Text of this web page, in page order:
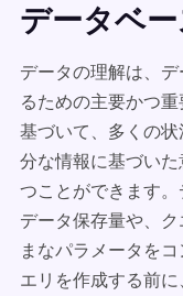
データベ
データの理解は、
るための主要かつ
基づいて、多くの
分な情報に基づい
つことができます
データ保存量や、
まなパラメータを
エリを作成する前